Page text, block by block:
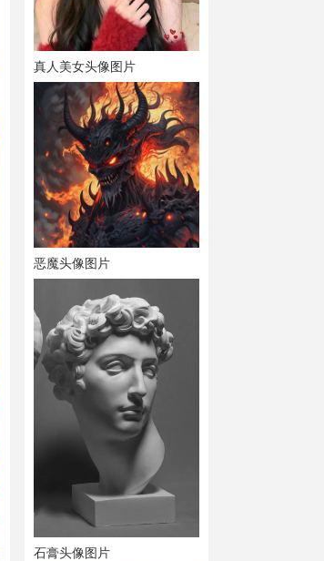
真人美女头像图片
恶魔头像图片
石膏头像图片